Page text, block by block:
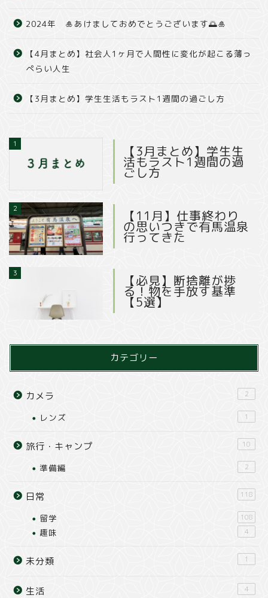
2024年 🎍あけましておめでとうございます🌅🎍
【4月まとめ】社会人1ヶ月で人間性に変化が起こる薄っ
ぺらい人生
【3月まとめ】学生生活もラスト1週間の過ごし方
1 【3月まとめ】学生生
活もラスト1週間の過
ごし方
2 【11月】仕事終わり
の思いつきで有馬温泉
行ってきた
3 【必見】断捨離が捗
る！物を手放す基準
【5選】
カテゴリー
カメラ 2
レンズ 1
旅行・キャンプ 10
準備編 2
日常 118
留学 108
趣味 4
未分類 1
生活 4